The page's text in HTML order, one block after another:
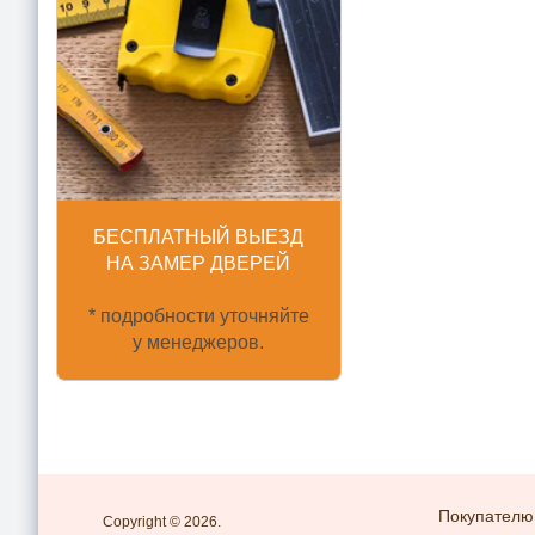
БЕСПЛАТНЫЙ ВЫЕЗД
НА ЗАМЕР ДВЕРЕЙ
* подробности уточняйте
у менеджеров.
Copyright © 2026. Покупателю